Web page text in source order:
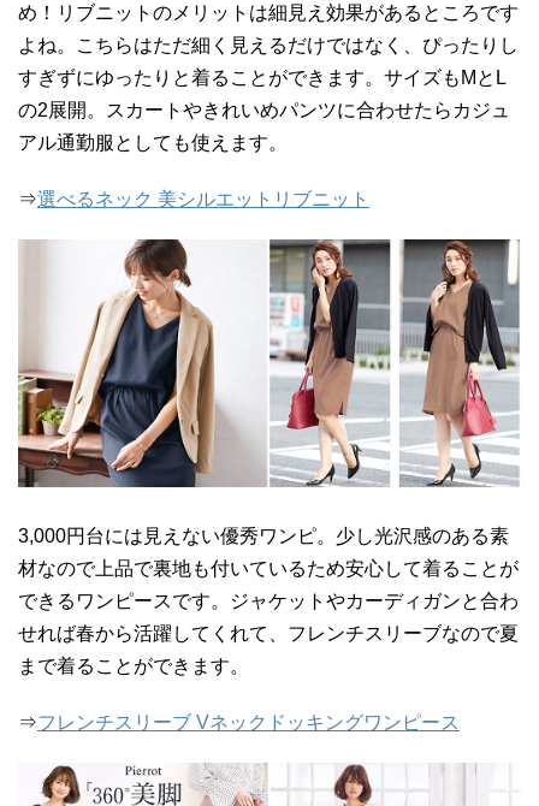
め！リブニットのメリットは細見え効果があるところです
よね。こちらはただ細く見えるだけではなく、ぴったりし
すぎずにゆったりと着ることができます。サイズもMとL
の2展開。スカートやきれいめパンツに合わせたらカジュ
アル通勤服としても使えます。
⇒選べるネック 美シルエットリブニット
3,000円台には見えない優秀ワンピ。少し光沢感のある素
材なので上品で裏地も付いているため安心して着ることが
できるワンピースです。ジャケットやカーディガンと合わ
せれば春から活躍してくれて、フレンチスリーブなので夏
まで着ることができます。
⇒フレンチスリーブ Vネックドッキングワンピース